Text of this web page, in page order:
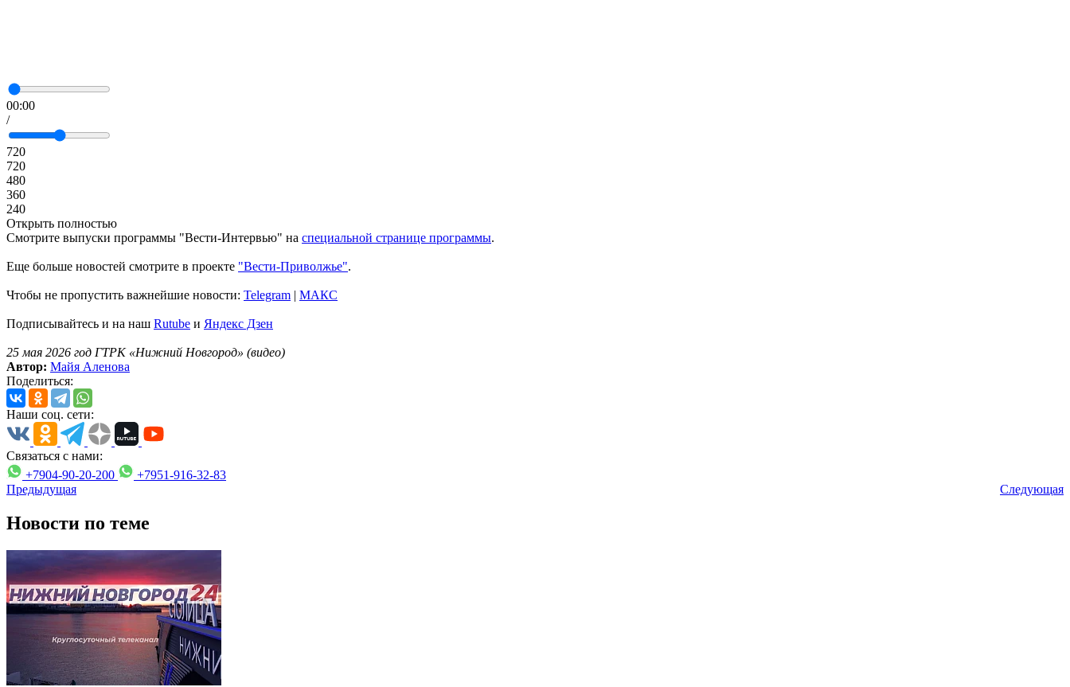
00:00
/
720
720
480
360
240
Открыть полностью
Смотрите выпуски программы "Вести-Интервью" на специальной странице программы.
Еще больше новостей смотрите в проекте "Вести-Приволжье".
Чтобы не пропустить важнейшие новости: Telegram | MAКС
Подписывайтесь и на наш Rutube и Яндекс Дзен
25 мая 2026 год ГТРК «Нижний Новгород» (видео)
Автор: Майя Аленова
Поделиться:
Наши соц. сети:
Связаться с нами:
+7904-90-20-200
+7951-916-32-83
Предыдущая
Следующая
Новости по теме